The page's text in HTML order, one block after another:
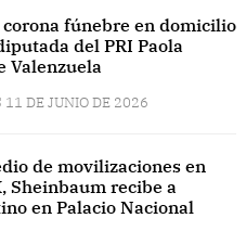
fúnebre en domicilio
del PRI Paola
Valenzuela
11 DE JUNIO DE 2026
de movilizaciones en
Sheinbaum recibe a
en Palacio Nacional